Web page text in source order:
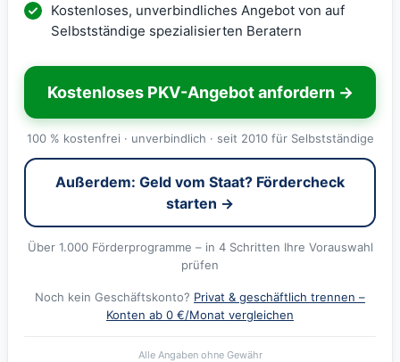
Kostenloses, unverbindliches Angebot von auf
Selbstständige spezialisierten Beratern
Kostenloses PKV-Angebot anfordern →
100 % kostenfrei · unverbindlich · seit 2010 für Selbstständige
Außerdem: Geld vom Staat? Fördercheck
starten →
Über 1.000 Förderprogramme – in 4 Schritten Ihre Vorauswahl
prüfen
Noch kein Geschäftskonto? Privat & geschäftlich trennen –
Konten ab 0 €/Monat vergleichen
Alle Angaben ohne Gewähr